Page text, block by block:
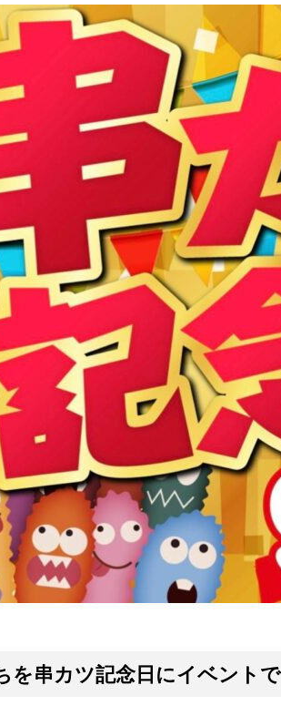
を串カツ記念日にイベントで